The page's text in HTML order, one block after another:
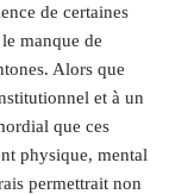
de certaines
manque de
Alors que
et à un
que ces
physique, mental
permettrait non